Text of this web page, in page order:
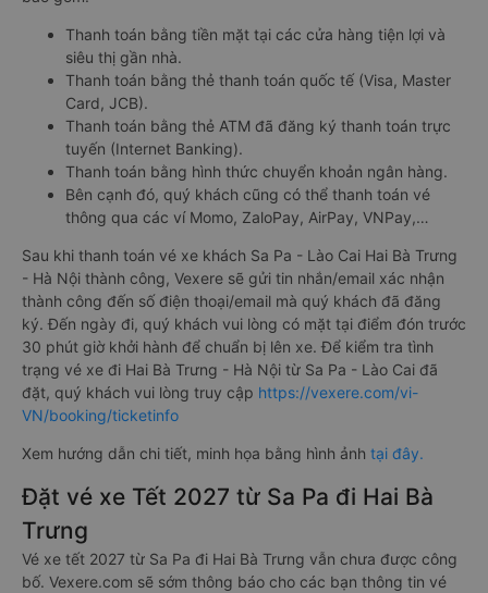
Thanh toán bằng tiền mặt tại các cửa hàng tiện lợi và
siêu thị gần nhà.
Thanh toán bằng thẻ thanh toán quốc tế (Visa, Master
Card, JCB).
Thanh toán bằng thẻ ATM đã đăng ký thanh toán trực
tuyến (Internet Banking).
Thanh toán bằng hình thức chuyển khoản ngân hàng.
Bên cạnh đó, quý khách cũng có thể thanh toán vé
thông qua các ví Momo, ZaloPay, AirPay, VNPay,…
Sau khi thanh toán vé xe khách Sa Pa - Lào Cai Hai Bà Trưng
- Hà Nội thành công, Vexere sẽ gửi tin nhắn/email xác nhận
thành công đến số điện thoại/email mà quý khách đã đăng
ký. Đến ngày đi, quý khách vui lòng có mặt tại điểm đón trước
30 phút giờ khởi hành để chuẩn bị lên xe. Để kiểm tra tình
trạng vé xe đi Hai Bà Trưng - Hà Nội từ Sa Pa - Lào Cai đã
đặt, quý khách vui lòng truy cập https://vexere.com/vi-
VN/booking/ticketinfo
Xem hướng dẫn chi tiết, minh họa bằng hình ảnh tại đây.
Đặt vé xe Tết 2027 từ Sa Pa đi Hai Bà
Trưng
Vé xe tết 2027 từ Sa Pa đi Hai Bà Trưng vẫn chưa được công
bố. Vexere.com sẽ sớm thông báo cho các bạn thông tin vé